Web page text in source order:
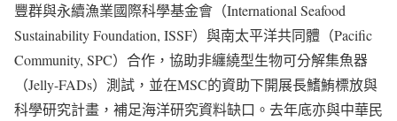
豐群與永續漁業國際科學基金會（International Seafood
Sustainability Foundation, ISSF）與南太平洋共同體（Pacific
Community, SPC）合作，協助非纏繞型生物可分解集魚器
（Jelly-FADs）測試，並在MSC的資助下開展長鰭鮪標放與
科學研究計畫，補足海洋研究資料缺口。去年底亦與中華民